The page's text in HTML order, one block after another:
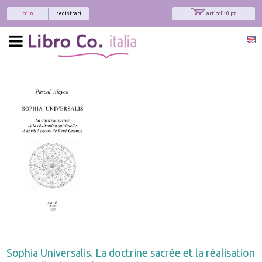
articoli: 0 pz.
registrati
login
Sophia Universalis. La doctrine sacrée et la réalisation